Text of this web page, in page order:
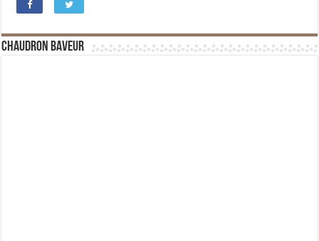
Chaudron Baveur